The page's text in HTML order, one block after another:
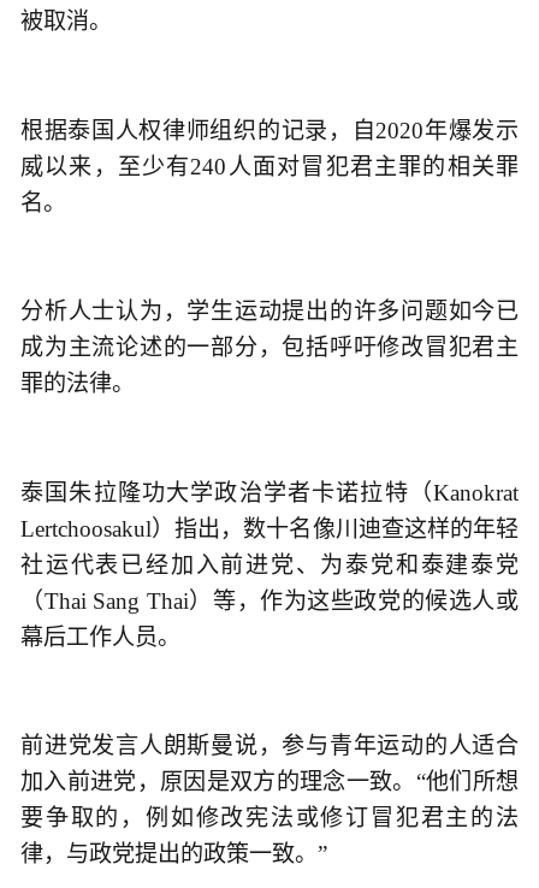
被取消。
根据泰国人权律师组织的记录，自2020年爆发示
威以来，至少有240人面对冒犯君主罪的相关罪
名。
分析人士认为，学生运动提出的许多问题如今已
成为主流论述的一部分，包括呼吁修改冒犯君主
罪的法律。
泰国朱拉隆功大学政治学者卡诺拉特（Kanokrat
Lertchoosakul）指出，数十名像川迪查这样的年轻
社运代表已经加入前进党、为泰党和泰建泰党
（Thai Sang Thai）等，作为这些政党的候选人或
幕后工作人员。
前进党发言人朗斯曼说，参与青年运动的人适合
加入前进党，原因是双方的理念一致。“他们所想
要争取的，例如修改宪法或修订冒犯君主的法
律，与政党提出的政策一致。”